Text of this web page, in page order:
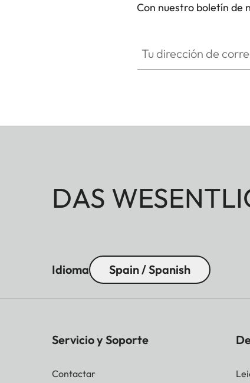
Con nuestro boletín de
DAS
Idioma Spain / Spanish
Servicio y Soporte
Contactar